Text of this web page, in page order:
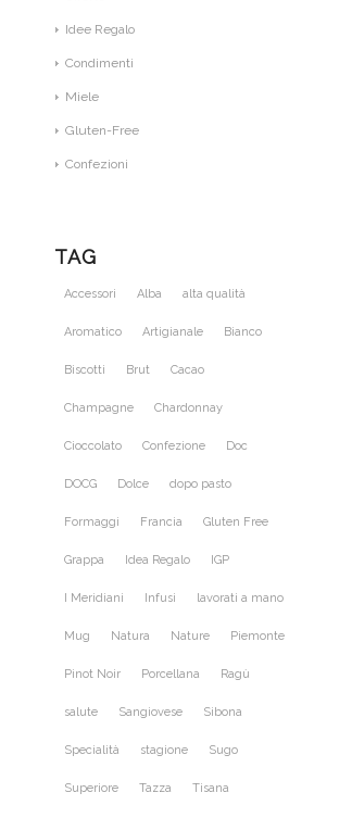
Idee Regalo
Condimenti
Miele
Gluten-Free
Confezioni
TAG
Accessori Alba alta qualità
Aromatico Artigianale Bianco
Biscotti Brut Cacao
Champagne Chardonnay
Cioccolato Confezione Doc
DOCG Dolce dopo pasto
Formaggi Francia Gluten Free
Grappa Idea Regalo IGP
I Meridiani Infusi lavorati a mano
Mug Natura Nature Piemonte
Pinot Noir Porcellana Ragù
salute Sangiovese Sibona
Specialità stagione Sugo
Superiore Tazza Tisana